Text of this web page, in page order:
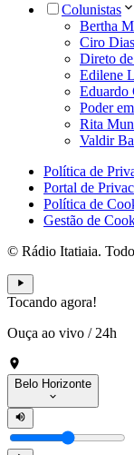
Colunistas
Bertha
Ciro
Direto
Edilene
Eduardo
Poder
Rita
Valdir
Política de
Portal de
Política de
Gestão de
© Rádio Itatiaia.
Tocando agora!
Ouça ao vivo / 24h
Belo Horizonte